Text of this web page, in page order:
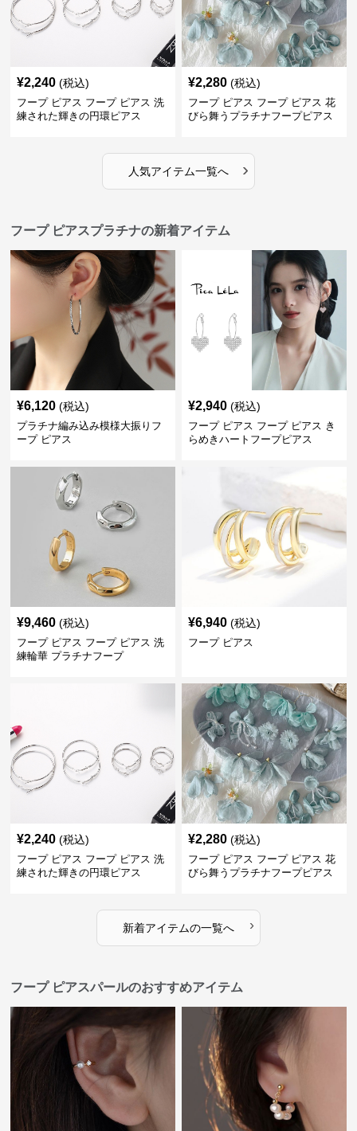
¥2,240 (税込)
フープ ピアス フープ ピアス 洗
練された輝きの円環ピアス
¥2,280 (税込)
フープ ピアス フープ ピアス 花
びら舞うプラチナフープピアス
人気アイテム一覧へ ›
フープ ピアスプラチナの新着アイテム
¥6,120 (税込)
プラチナ編み込み模様大振りフ
ープ ピアス
¥2,940 (税込)
フープ ピアス フープ ピアス き
らめきハートフープピアス
¥9,460 (税込)
フープ ピアス フープ ピアス 洗
練輪華 プラチナフープ
¥6,940 (税込)
フープ ピアス
¥2,240 (税込)
フープ ピアス フープ ピアス 洗
練された輝きの円環ピアス
¥2,280 (税込)
フープ ピアス フープ ピアス 花
びら舞うプラチナフープピアス
新着アイテムの一覧へ ›
フープ ピアスパールのおすすめアイテム